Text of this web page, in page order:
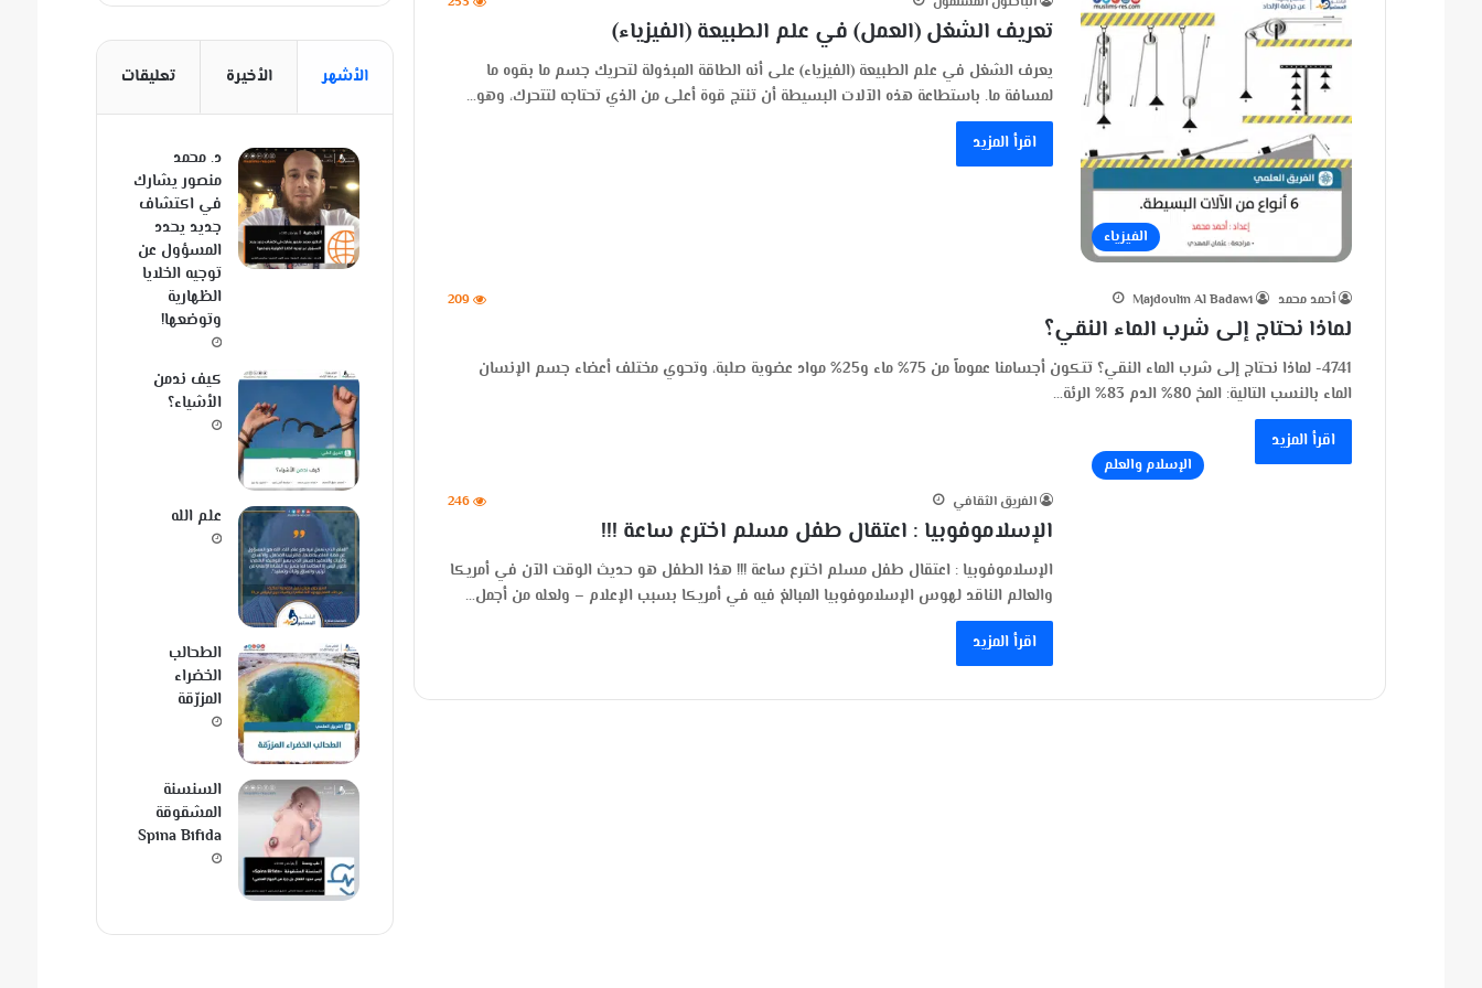
الفيزياء
تعريف الشغل (العمل) في علم الطبيعة (الفيزياء)
يعرف الشغل في علم الطبيعة (الفيزياء) على أنه الطاقة المبذولة لتحريك جسم ما بقوه ما
لمسافة ما. باستطاعة هذه الآلات البسيطة أن تنتج قوة أعلى من الذي تحتاجه لتتحرك، وهو…
اقرأ المزيد
أحمد محمد Majdoulin Al Badawi
209
لماذا نحتاج إلى شرب الماء النقي؟
4741- لماذا نحتاج إلى شرب الماء النقي؟ تتكون أجسامنا عموماً من 75% ماء و25% مواد عضوية صلبة، وتحوي مختلف أعضاء جسم الإنسان
الماء بالنسب التالية: المخ 80% الدم 83% الرئة…
اقرأ المزيد
الإسلام والعلم
الفريق الثقافي 246
الإسلاموفوبيا : اعتقال طفل مسلم اخترع ساعة !!!
الإسلاموفوبيا : اعتقال طفل مسلم اخترع ساعة !!! هذا الطفل هو حديث الوقت الآن في أمريكا
والعالم الناقد لهوس الإسلاموفوبيا المبالغ فيه في أمريكا بسبب الإعلام – ولعله من أجمل…
اقرأ المزيد
الأشهر الأخيرة تعليقات
د. محمد
منصور يشارك
في اكتشاف
جديد يحدد
المسؤول عن
توجيه الخلايا
الظهارية
وتوضعها!
كيف ندمن
الأشياء؟
علم الله
الطحالب
الخضراء
المزرّقة
السنسنة
المشقوقة
Spina Bifida